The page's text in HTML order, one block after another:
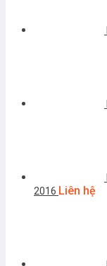
2016 Liên hệ